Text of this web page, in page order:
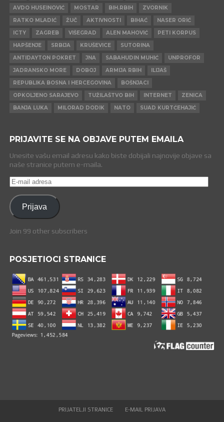
AVDO HUSEINOVIĆ
MOSTAR BIH.RBIH
ZVORNIK
RATKO MLADIĆ
ŽUČ AKTIVNOSTI BIHAĆ
NASER ORIĆ
ICTY
ZAGREB VIŠEGRAD ALEN MAHOVIĆ
PETI KORPUS
HAPŠENJE
SRBIJA KRUŠEVICE
SUTORINA
ANTIDAYTON POKRET
JNA SABAHUDIN MUHIĆ
UNPROFOR
JADRANSKO MORE
DOBOJ ARMIJA RBIH
ILIJAŠ
REPUBLIKA BOSNA I HERCEGOVINA
BOŠNJACI
OPKOLJENO SARAJEVO
TUŽILAŠTVO BIH INTERNET
ZENICA
BANJA LUKA
MILORAD DODIK NATO SUAD KURTĆEHAJIĆ
PRIJAVITE SE NA OBJAVE PUTEM EMAILA
Unesite vašu email adresu kako biste dobijali najnovije objave sa
naše stranice putem e-maila.
E-
mail
adresa
Prijava
Join 99 other subscribers
POSJETIOCI STRANICE
PRIJATELJI STRANICE E-MAIL PRIJAVA